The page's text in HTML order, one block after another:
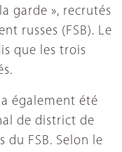
garde », recrutés
russes (FSB). Le
que les trois
également été
de district de
du FSB. Selon le